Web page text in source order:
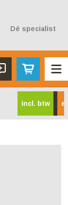
Dé specialist
incl. btw